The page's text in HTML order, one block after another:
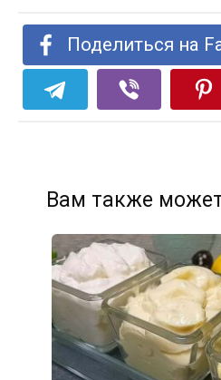
Поделиться на
Вам также